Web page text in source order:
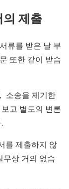
제출
류를 받은 날 부
또한 같이 받습
소송을 제기한
고 별도의 변론
를 제출하지 않
무상 거의 없습